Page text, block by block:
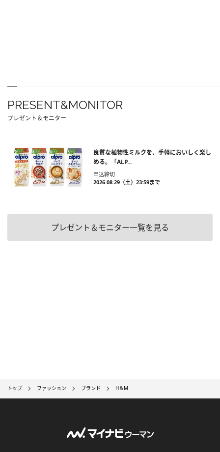
PRESENT&MONITOR
プレゼント＆モニター
良質な植物性ミルクを、手軽においしく楽し
める。「ALP...
申込締切
2026.08.29（土）23:59まで
プレゼント＆モニター一覧を見る
トップ ファッション ブランド H＆M